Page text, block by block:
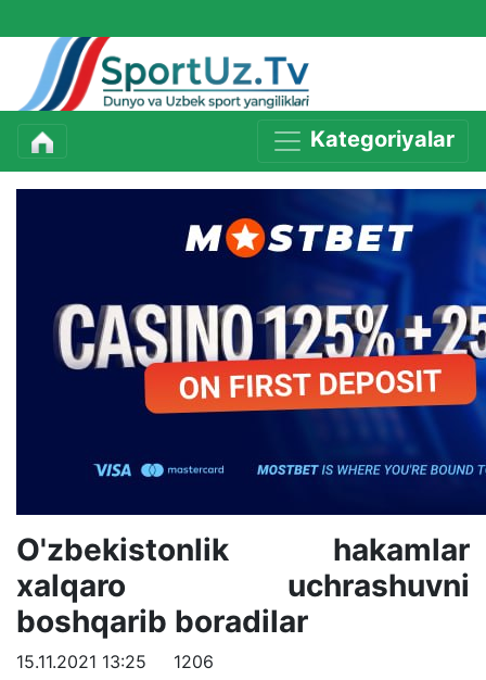
Kategoriyalar
O'zbekistonlik hakamlar
xalqaro uchrashuvni
boshqarib boradilar
15.11.2021 13:25 1206